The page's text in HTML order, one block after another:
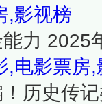
,影视榜
力 2025
,电影票房
历史传